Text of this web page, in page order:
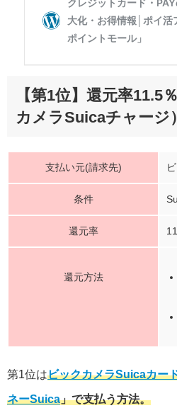
【第1位】還元率11.5
カメラSuicaチャージ
支払い元(請求先)
条件
還元率
還元方法
第1位はビックカメラSuicaカー
ネーSuica」で支払う方法。